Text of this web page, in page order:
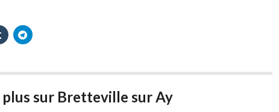
plus sur Bretteville sur Ay